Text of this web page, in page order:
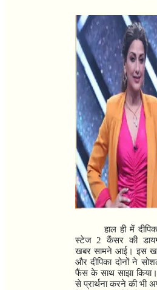
हाल ही में
स्टेज 2कैंसर की
खबर सामने आई। इस
और दीपिका दोनों ने
फैंस के साथ साझा
से प्रार्थना करने की भी